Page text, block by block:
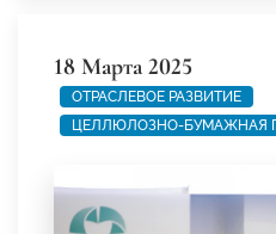
18 Марта 2025
ОТРАСЛЕВОЕ РАЗВИТИЕ
ЦЕЛЛЮЛОЗНО-БУМАЖНАЯ